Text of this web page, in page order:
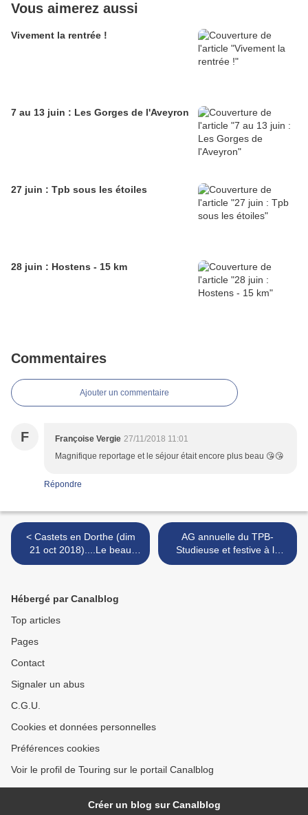
Vous aimerez aussi
Vivement la rentrée !
7 au 13 juin : Les Gorges de l'Aveyron
27 juin : Tpb sous les étoiles
28 juin : Hostens - 15 km
Commentaires
Ajouter un commentaire
F Françoise Vergie 27/11/2018 11:01
Magnifique reportage et le séjour était encore plus beau 😘😘
Répondre
< Castets en Dorthe (dim
21 oct 2018)....Le beau
Canal et bien d'autres
AG annuelle du TPB-
Studieuse et festive à la
fois... >
Hébergé par Canalblog
Top articles
Pages
Contact
Signaler un abus
C.G.U.
Cookies et données personnelles
Préférences cookies
Voir le profil de Touring sur le portail Canalblog
Créer un blog sur Canalblog